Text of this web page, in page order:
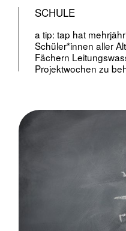
SCHULE
a tip: tap hat
Schüler*innen aller
Fächern
Projektwochen zu